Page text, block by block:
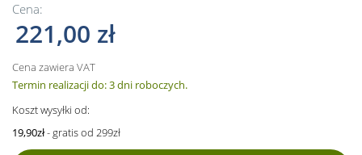
Cena:
221,00 zł
Cena zawiera VAT
Termin realizacji do: 3 dni roboczych.
Koszt wysyłki od:
19,90zł- gratis od 299zł